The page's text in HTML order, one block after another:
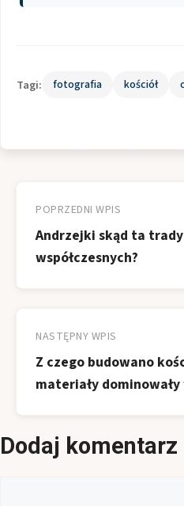
Tagi: fotografia kościół
wpisu
POPRZEDNI WPIS
Andrzejki skąd ta
współczesnych?
NASTĘPNY WPIS
Z czego budowano
materiały
Dodaj komentarz